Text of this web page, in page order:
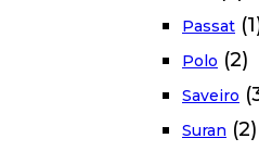
Passat
Polo (2)
Saveiro
Suran (2)